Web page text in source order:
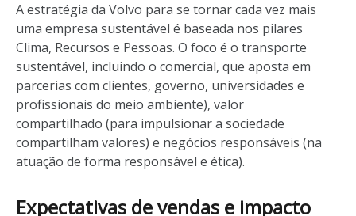
A estratégia da Volvo para se tornar cada vez mais
uma empresa sustentável é baseada nos pilares
Clima, Recursos e Pessoas. O foco é o transporte
sustentável, incluindo o comercial, que aposta em
parcerias com clientes, governo, universidades e
profissionais do meio ambiente), valor
compartilhado (para impulsionar a sociedade
compartilham valores) e negócios responsáveis (na
atuação de forma responsável e ética).
Expectativas de vendas e impacto